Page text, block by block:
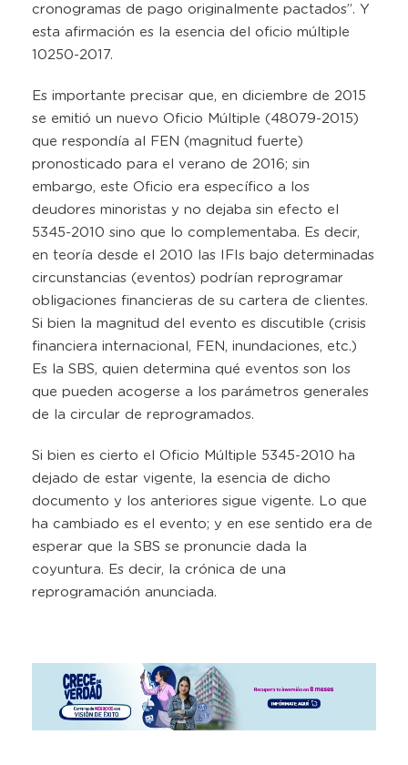
cronogramas de pago originalmente pactados”. Y
esta afirmación es la esencia del oficio múltiple
10250-2017.
Es importante precisar que, en diciembre de 2015
se emitió un nuevo Oficio Múltiple (48079-2015)
que respondía al FEN (magnitud fuerte)
pronosticado para el verano de 2016; sin
embargo, este Oficio era específico a los
deudores minoristas y no dejaba sin efecto el
5345-2010 sino que lo complementaba. Es decir,
en teoría desde el 2010 las IFIs bajo determinadas
circunstancias (eventos) podrían reprogramar
obligaciones financieras de su cartera de clientes.
Si bien la magnitud del evento es discutible (crisis
financiera internacional, FEN, inundaciones, etc.)
Es la SBS, quien determina qué eventos son los
que pueden acogerse a los parámetros generales
de la circular de reprogramados.
Si bien es cierto el Oficio Múltiple 5345-2010 ha
dejado de estar vigente, la esencia de dicho
documento y los anteriores sigue vigente. Lo que
ha cambiado es el evento; y en ese sentido era de
esperar que la SBS se pronuncie dada la
coyuntura. Es decir, la crónica de una
reprogramación anunciada.